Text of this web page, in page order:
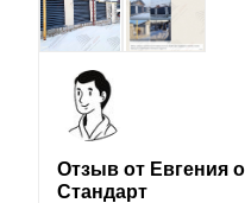
Отзыв от Евгения
Стандарт